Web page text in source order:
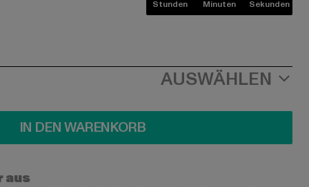
Stunden Minuten Sekunden
AUSWÄHLEN
IN DEN WARENKORB
aus